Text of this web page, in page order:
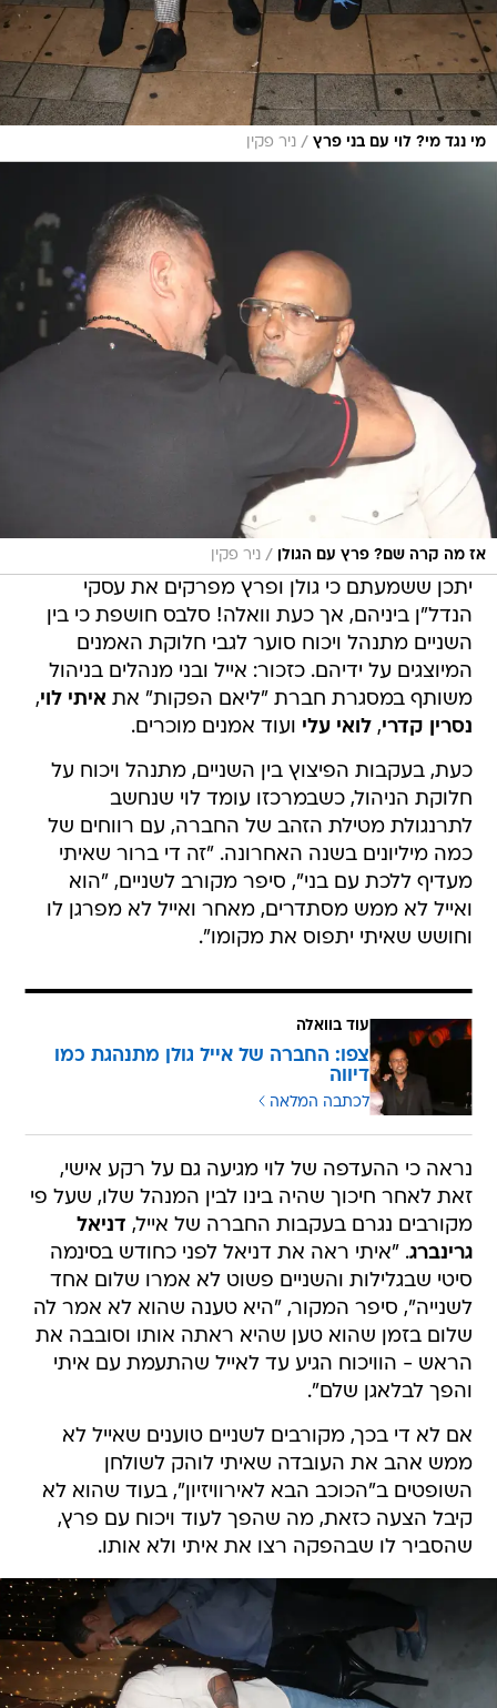
מי נגד מי? לוי עם בני פרץ / ניר פקין
אז מה קרה שם? פרץ עם הגולן / ניר פקין
יתכן ששמעתם כי גולן ופרץ מפרקים את עסקי
הנדל"ן ביניהם, אך כעת וואלה! סלבס חושפת כי בין
השניים מתנהל ויכוח סוער לגבי חלוקת האמנים
המיוצגים על ידיהם. כזכור: אייל ובני מנהלים בניהול
משותף במסגרת חברת "ליאם הפקות" את איתי לוי,
נסרין קדרי,לואי עלי ועוד אמנים מוכרים.
כעת, בעקבות הפיצוץ בין השניים, מתנהל ויכוח על
חלוקת הניהול, כשבמרכזו עומד לוי שנחשב
לתרנגולת מטילת הזהב של החברה, עם רווחים של
כמה מיליונים בשנה האחרונה. "זה די ברור שאיתי
מעדיף ללכת עם בני", סיפר מקורב לשניים, "הוא
ואייל לא ממש מסתדרים, מאחר ואייל לא מפרגן לו
וחושש שאיתי יתפוס את מקומו".
עוד בוואלה
צפו: החברה של אייל גולן מתנהגת כמו
דיווה
לכתבה המלאה
נראה כי ההעדפה של לוי מגיעה גם על רקע אישי,
זאת לאחר חיכוך שהיה בינו לבין המנהל שלו, שעל פי
מקורבים נגרם בעקבות החברה של אייל, דניאל
גרינברג. "איתי ראה את דניאל לפני כחודש בסינמה
סיטי שבגלילות והשניים פשוט לא אמרו שלום אחד
לשנייה", סיפר המקור, "היא טענה שהוא לא אמר לה
שלום בזמן שהוא טען שהיא ראתה אותו וסובבה את
הראש - הוויכוח הגיע עד לאייל שהתעמת עם איתי
והפך לבלאגן שלם".
אם לא די בכך, מקורבים לשניים טוענים שאייל לא
ממש אהב את העובדה שאיתי לוהק לשולחן
השופטים ב"הכוכב הבא לאירוויזיון", בעוד שהוא לא
קיבל הצעה כזאת, מה שהפך לעוד ויכוח עם פרץ,
שהסביר לו שבהפקה רצו את איתי ולא אותו.